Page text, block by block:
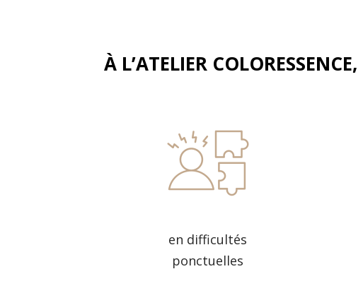
À L’ATELIER
en difficultés
ponctuelles